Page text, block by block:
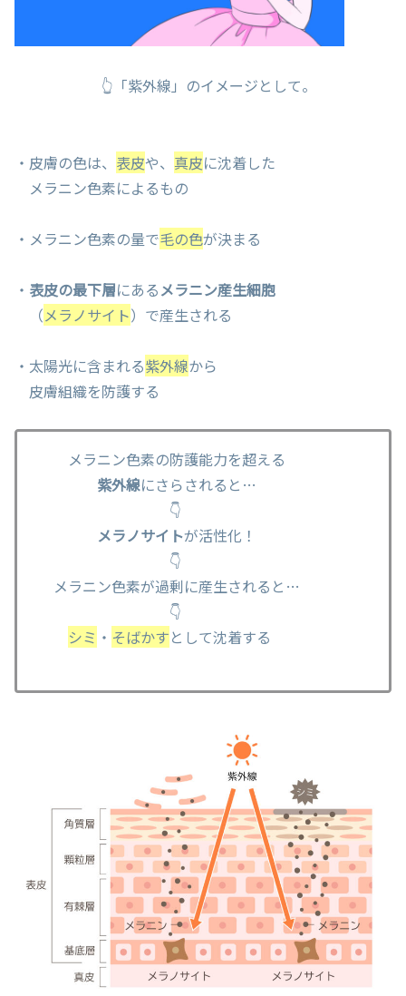
👆「紫外線」のイメージとして。
・皮膚の色は、 表皮や、 真皮に沈着した
メラニン色素によるもの
・メラニン色素の量で毛の色が決まる
・ 表皮の最下層にあるメラニン産生細胞
（メラノサイト）で産生される
・太陽光に含まれる紫外線から
皮膚組織を防護する
メラニン色素の防護能力を超える
紫外線にさらされると…
👇
メラノサイトが活性化！
👇
メラニン色素が過剰に産生されると…
👇
シミ ・ そばかすとして沈着する